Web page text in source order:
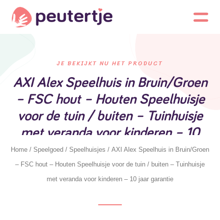
JE BEKIJKT NU HET PRODUCT
AXI Alex Speelhuis in Bruin/Groen
– FSC hout – Houten Speelhuisje
voor de tuin / buiten – Tuinhuisje
met veranda voor kinderen – 10
jaar garantie
Home / Speelgoed / Speelhuisjes / AXI Alex Speelhuis in Bruin/Groen
– FSC hout – Houten Speelhuisje voor de tuin / buiten – Tuinhuisje
met veranda voor kinderen – 10 jaar garantie